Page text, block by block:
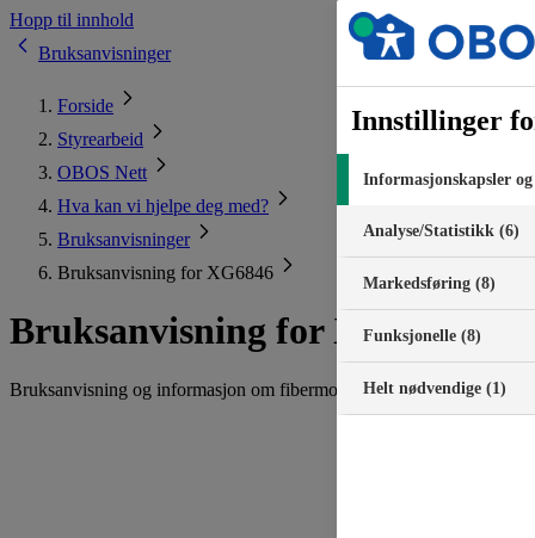
Hopp til innhold
Bruksanvisninger
Forside
Styrearbeid
OBOS Nett
Hva kan vi hjelpe deg med?
Bruksanvisninger
Bruksanvisning for XG6846
Bruksanvisning for XG6846
Bruksanvisning og informasjon om fibermodemet XG6846.
Innstillinger
Informasjonskapsler
Analyse/Statistikk (6)
Markedsføring (8)
Funksjonelle (8)
Helt nødvendige (1)